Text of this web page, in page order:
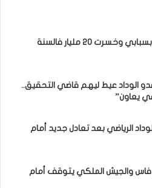
أيت منا: “الوداد اليوم عايشة بسبابي وخسرت 20 مليار فالسنة
الوداد عيط ليهم قاضي التحقيق..
يعاون”
الرياضي بعد تعادل جديد أمام
والجيش الملكي يتوقف أمام